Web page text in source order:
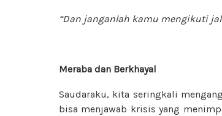
“Dan janganlah kamu mengikuti
Meraba dan Berkhayal
Saudaraku, kita seringkali
bisa menjawab krisis yang